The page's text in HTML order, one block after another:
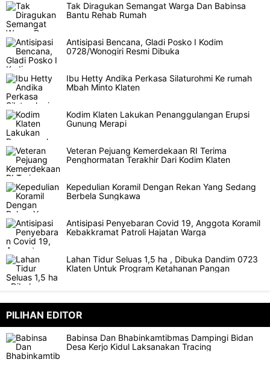
Tak Diragukan Semangat Warga Dan Babinsa
Bantu Rehab Rumah
Antisipasi Bencana, Gladi Posko I Kodim
0728/Wonogiri Resmi Dibuka
Ibu Hetty Andika Perkasa Silaturohmi Ke rumah
Mbah Minto Klaten
Kodim Klaten Lakukan Penanggulangan Erupsi
Gunung Merapi
Veteran Pejuang Kemerdekaan RI Terima
Penghormatan Terakhir Dari Kodim Klaten
Kepedulian Koramil Dengan Rekan Yang Sedang
Berbela Sungkawa
Antisipasi Penyebaran Covid 19, Anggota Koramil
Kebakkramat Patroli Hajatan Warga
Lahan Tidur Seluas 1,5 ha , Dibuka Dandim 0723
Klaten Untuk Program Ketahanan Pangan
PILIHAN EDITOR
Babinsa Dan Bhabinkamtibmas Dampingi Bidan
Desa Kerjo Kidul Laksanakan Tracing